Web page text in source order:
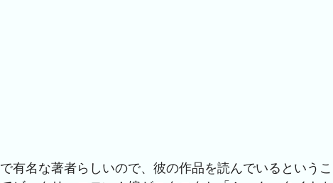
有名な著者らしいので、彼の作品を読んでいるというこ